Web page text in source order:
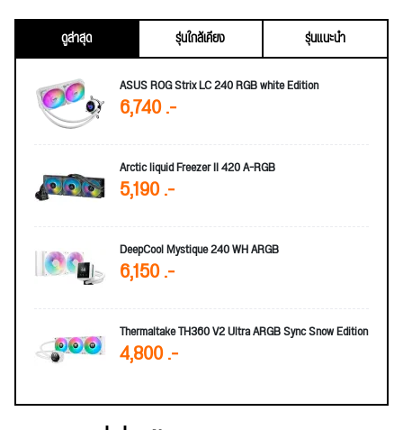
ดูล่าสุด รุ่นใกล้เคียง
รุ่นแนะนำ
ASUS ROG Strix LC 240 RGB white Edition
6,740 .-
Arctic liquid Freezer II 420 A-RGB
5,190 .-
DeepCool Mystique 240 WH ARGB
6,150 .-
Thermaltake TH360 V2 Ultra ARGB Sync Snow Edition
4,800 .-